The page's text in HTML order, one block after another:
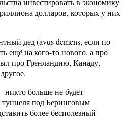
долларов, которых у них
дед (avus demens, если по-
ещё на кого-то нового, а про
про Гренландию, Канаду,
никто больше не будет
туннеля под Беринговым
более бесполезный